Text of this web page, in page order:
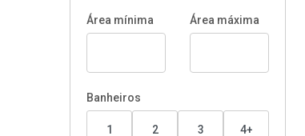
Área mínima Área máxima
Banheiros
1 2 3 4+